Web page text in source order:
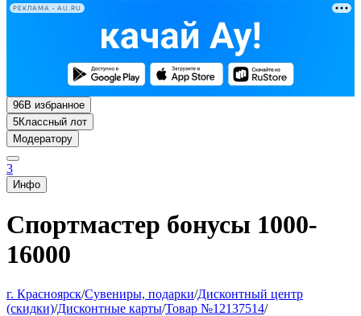
РЕКЛАМА • AU.RU
96В избранное
5Классный лот
Модератору
3
Инфо
Спортмастер бонусы 1000-
16000
г. Красноярск/Сувениры, подарки/Дисконтный центр
(скидки)/Дисконтные карты/Товар №12137514/